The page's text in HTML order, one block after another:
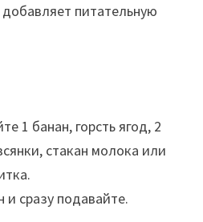
питательную
1 банан, горсть ягод, 2
стакан молока или
и сразу подавайте.